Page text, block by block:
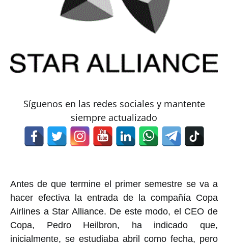
Síguenos en las redes sociales y mantente
siempre actualizado
Antes de que termine el primer semestre se va a
hacer efectiva la entrada de la compañía Copa
Airlines a Star Alliance. De este modo, el CEO de
Copa, Pedro Heilbron, ha indicado que,
inicialmente, se estudiaba abril como fecha, pero